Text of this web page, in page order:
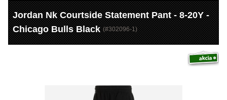
Jordan Nk Courtside Statement Pant - 8-20Y -
Chicago Bulls Black (#302096-1)